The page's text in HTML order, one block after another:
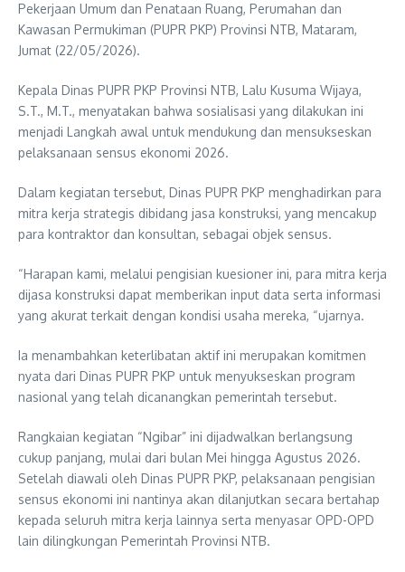
Pekerjaan Umum dan Penataan Ruang, Perumahan dan
Kawasan Permukiman (PUPR PKP) Provinsi NTB, Mataram,
Jumat (22/05/2026).
Kepala Dinas PUPR PKP Provinsi NTB, Lalu Kusuma Wijaya,
S.T., M.T., menyatakan bahwa sosialisasi yang dilakukan ini
menjadi Langkah awal untuk mendukung dan mensukseskan
pelaksanaan sensus ekonomi 2026.
Dalam kegiatan tersebut, Dinas PUPR PKP menghadirkan para
mitra kerja strategis dibidang jasa konstruksi, yang mencakup
para kontraktor dan konsultan, sebagai objek sensus.
“Harapan kami, melalui pengisian kuesioner ini, para mitra kerja
dijasa konstruksi dapat memberikan input data serta informasi
yang akurat terkait dengan kondisi usaha mereka, “ujarnya.
Ia menambahkan keterlibatan aktif ini merupakan komitmen
nyata dari Dinas PUPR PKP untuk menyukseskan program
nasional yang telah dicanangkan pemerintah tersebut.
Rangkaian kegiatan “Ngibar” ini dijadwalkan berlangsung
cukup panjang, mulai dari bulan Mei hingga Agustus 2026.
Setelah diawali oleh Dinas PUPR PKP, pelaksanaan pengisian
sensus ekonomi ini nantinya akan dilanjutkan secara bertahap
kepada seluruh mitra kerja lainnya serta menyasar OPD-OPD
lain dilingkungan Pemerintah Provinsi NTB.